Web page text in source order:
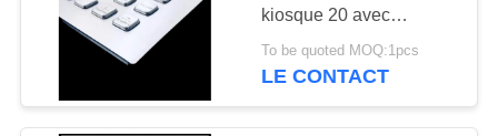
kiosque 20 avec
l'interface d'USB
To be quoted MOQ:1pcs
LE CONTACT